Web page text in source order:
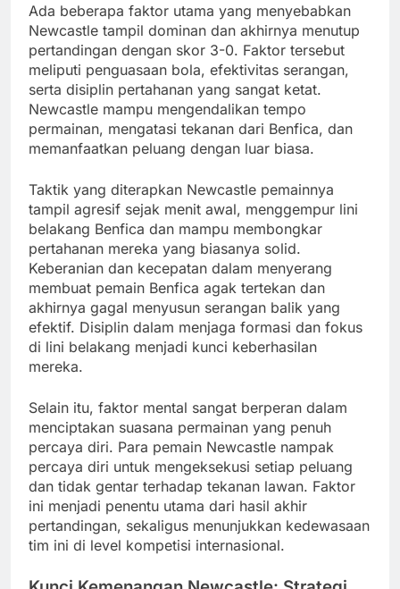
Ada beberapa faktor utama yang menyebabkan
Newcastle tampil dominan dan akhirnya menutup
pertandingan dengan skor 3-0. Faktor tersebut
meliputi penguasaan bola, efektivitas serangan,
serta disiplin pertahanan yang sangat ketat.
Newcastle mampu mengendalikan tempo
permainan, mengatasi tekanan dari Benfica, dan
memanfaatkan peluang dengan luar biasa.
Taktik yang diterapkan Newcastle pemainnya
tampil agresif sejak menit awal, menggempur lini
belakang Benfica dan mampu membongkar
pertahanan mereka yang biasanya solid.
Keberanian dan kecepatan dalam menyerang
membuat pemain Benfica agak tertekan dan
akhirnya gagal menyusun serangan balik yang
efektif. Disiplin dalam menjaga formasi dan fokus
di lini belakang menjadi kunci keberhasilan
mereka.
Selain itu, faktor mental sangat berperan dalam
menciptakan suasana permainan yang penuh
percaya diri. Para pemain Newcastle nampak
percaya diri untuk mengeksekusi setiap peluang
dan tidak gentar terhadap tekanan lawan. Faktor
ini menjadi penentu utama dari hasil akhir
pertandingan, sekaligus menunjukkan kedewasaan
tim ini di level kompetisi internasional.